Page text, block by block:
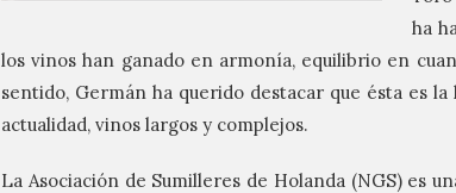
ha
los vinos han ganado en armonía, equilibrio en
sentido, Germán ha querido destacar que ésta es
actualidad, vinos largos y complejos.
La Asociación de Sumilleres de Holanda (NGS) es